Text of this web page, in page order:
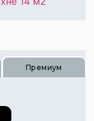
Премиум